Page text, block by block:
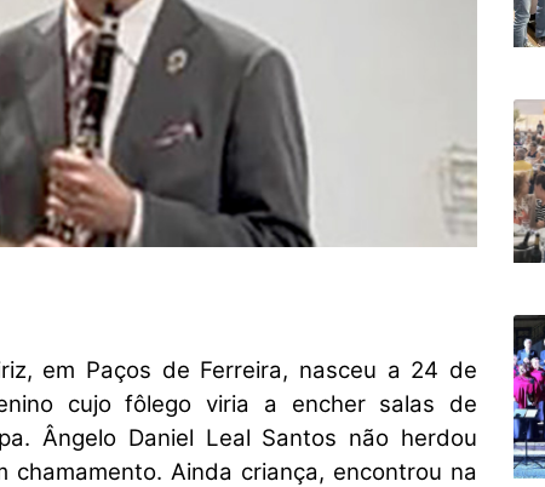
em Paços de Ferreira, nasceu a 24 de
cujo fôlego viria a encher salas de
Ângelo Daniel Leal Santos não herdou
chamamento. Ainda criança, encontrou na